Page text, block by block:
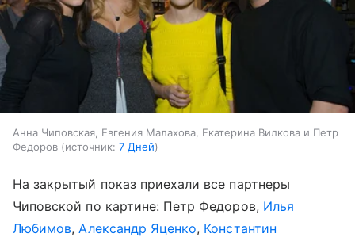
Анна Чиповская, Евгения Малахова, Екатерина Вилкова и Петр
Федоров
источник: 7 Дней
На закрытый показ приехали все партнеры
Чиповской по картине: Петр Федоров, Илья
Любимов, Александр Яценко, Константин